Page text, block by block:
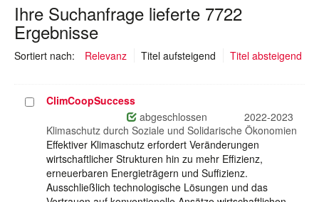
Ihre Suchanfrage lieferte 7722
Ergebnisse
Sortiert nach: Relevanz Titel aufsteigend (ausgewählt)
Titel absteigend
ProjektClimCoopSuccess
abgeschlossen
2022-2023
Klimaschutz durch Soziale und Solidarische Ökonomien
Effektiver Klimaschutz erfordert Veränderungen
wirtschaftlicher Strukturen hin zu mehr Effizienz,
erneuerbaren Energieträgern und Suffizienz.
Ausschließlich technologische Lösungen und das